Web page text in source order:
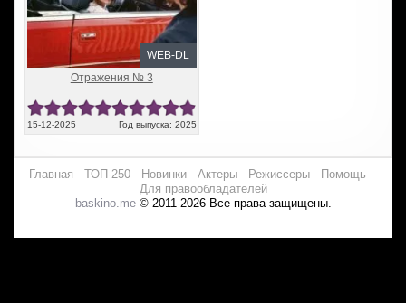
WEB-DL
Отражения № 3
15-12-2025 Год выпуска: 2025
Главная ТОП-250 Новинки Актеры Режиссеры
Помощь
Для правообладателей
baskino.me© 2011-2026 Все права защищены.